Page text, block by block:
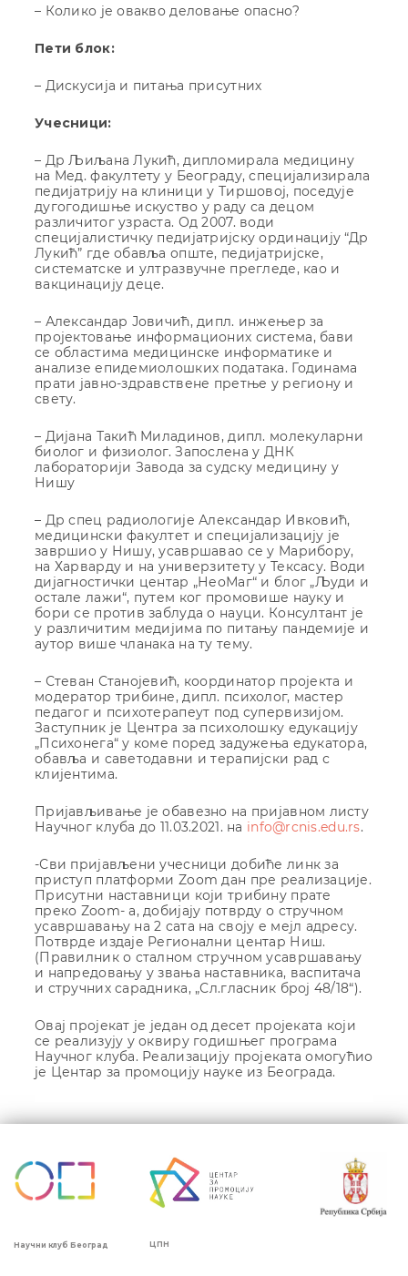
– Колико је овакво деловање опасно?
Пети блок:
– Дискусија и питања присутних
Учесници:
– Др Љиљана Лукић, дипломирала медицину
на Мед. факултету у Београду, специјализирала
педијатрију на клиници у Тиршовој, поседује
дугогодишње искуство у раду са децом
различитог узраста. Од 2007. води
специјалистичку педијатријску ординацију “Др
Лукић” где обавља опште, педијатријске,
систематске и ултразвучне прегледе, као и
вакцинацију деце.
– Александар Јовичић, дипл. инжењер за
пројектовање информационих система, бави
се областима медицинске информатике и
анализе епидемиолошких података. Годинама
прати јавно-здравствене претње у региону и
свету.
– Дијана Такић Миладинов, дипл. молекуларни
биолог и физиолог. Запослена у ДНК
лабораторији Завода за судску медицину у
Нишу
– Др спец радиологије Александар Ивковић,
медицински факултет и специјализацију је
завршио у Нишу, усавршавао се у Марибору,
на Харварду и на универзитету у Тексасу. Води
дијагностички центар „НеоМаг“ и блог „Људи и
остале лажи“, путем ког промовише науку и
бори се против заблуда о науци. Консултант је
у различитим медијима по питању пандемије и
аутор више чланака на ту тему.
– Стеван Станојевић, координатор пројекта и
модератор трибине, дипл. психолог, мастер
педагог и психотерапеут под супервизијом.
Заступник је Центра за психолошку едукацију
„Психонега“ у коме поред задужења едукатора,
обавља и саветодавни и терапијски рад с
клијентима.
Пријављивање је обавезно на пријавном листу
Научног клуба до 11.03.2021. на info@rcnis.edu.rs.
-Сви пријављени учесници добиће линк за
приступ платформи Zoom дан пре реализације.
Присутни наставници који трибину прате
преко Zoom- a, добијају потврду о стручном
усавршавању на 2 сата на своју е мејл адресу.
Потврде издаје Регионални центар Ниш.
(Правилник о сталном стручном усавршавању
и напредовању у звања наставника, васпитача
и стручних сарадника, „Сл.гласник број 48/18“).
Овај пројекат је један од десет пројеката који
се реализују у оквиру годишњег програма
Научног клуба. Реализацију пројеката омогућио
је Центар за промоцију науке из Београда.
Кретање
Научни клуб Београд ЦПН